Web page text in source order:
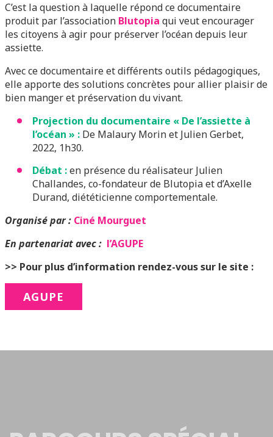
C’est la question à laquelle répond ce documentaire
produit par l’association Blutopia qui veut encourager
les citoyens à agir pour préserver l’océan depuis leur
assiette.
Avec ce documentaire et différents outils pédagogiques,
elle apporte des solutions concrètes pour allier plaisir de
bien manger et préservation du vivant.
Projection du documentaire « De l’assiette à
l’océan » : De Malaury Morin et Julien Gerbet,
2022, 1h30.
Débat :en présence du réalisateur Julien
Challandes, co-fondateur de Blutopia et d’Axelle
Durand, diététicienne comportementale.
Organisé par : Ciné Mourguet
En partenariat avec : l’AGUPE
>> Pour plus d’information rendez-vous sur le site :
AGUPE